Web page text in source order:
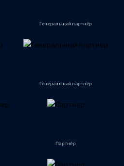
Генеральный партнёр
Генеральный партнёр
Партнёр